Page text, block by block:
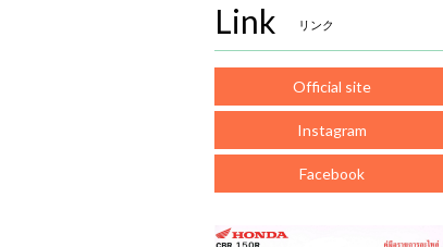
Link リンク
Official site
Instagram
Facebook